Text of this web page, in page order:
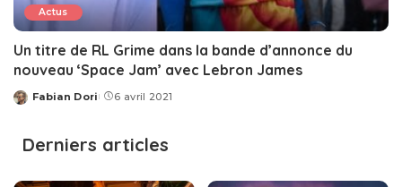
Actus
Un titre de RL Grime dans la bande d’annonce du
nouveau ‘Space Jam’ avec Lebron James
Posted
Fabian Dori 6 avril 2021
Derniers articles